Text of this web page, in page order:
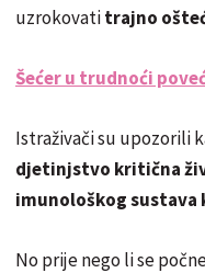
uzrokovatitrajno
Šećer u trudnoći
Istraživači su upozorili
djetinjstvo kritična
imunološkog sustava
No prije nego li se